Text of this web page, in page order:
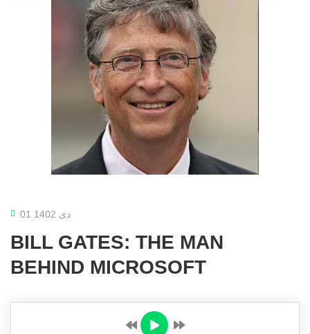
01 دی 1402
BILL GATES: THE MAN
BEHIND MICROSOFT